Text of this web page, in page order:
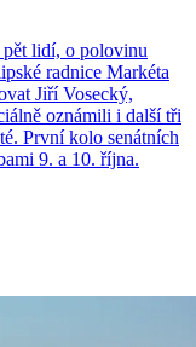
pět lidí, o polovinu
radnice Markéta
Jiří Vosecký,
oznámili i další tři
První kolo senátních
9. a 10. října.